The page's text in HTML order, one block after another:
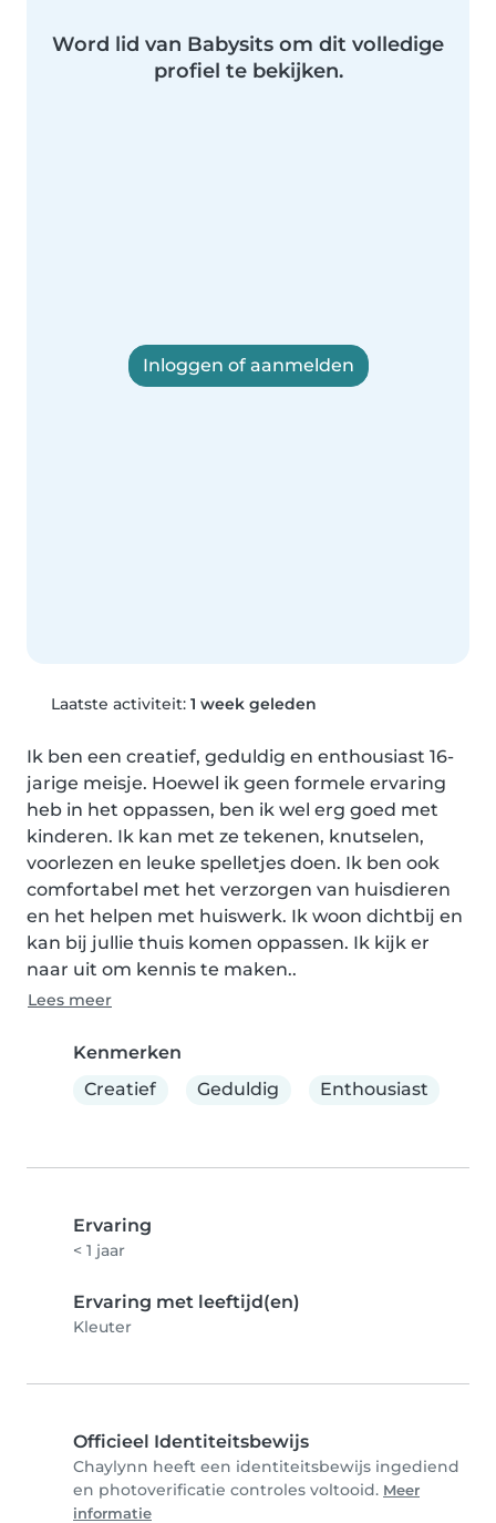
Word lid van Babysits om dit volledige
profiel te bekijken.
Inloggen of aanmelden
Laatste activiteit: 1 week geleden
Ik ben een creatief, geduldig en enthousiast 16-
jarige meisje. Hoewel ik geen formele ervaring
heb in het oppassen, ben ik wel erg goed met
kinderen. Ik kan met ze tekenen, knutselen,
voorlezen en leuke spelletjes doen. Ik ben ook
comfortabel met het verzorgen van huisdieren
en het helpen met huiswerk. Ik woon dichtbij en
kan bij jullie thuis komen oppassen. Ik kijk er
naar uit om kennis te maken..
Lees meer
Kenmerken
Creatief
Geduldig Enthousiast
Ervaring
< 1 jaar
Ervaring met leeftijd(en)
Kleuter
Officieel Identiteitsbewijs
Chaylynn heeft een identiteitsbewijs ingediend
en photoverificatie controles voltooid. Meer
informatie